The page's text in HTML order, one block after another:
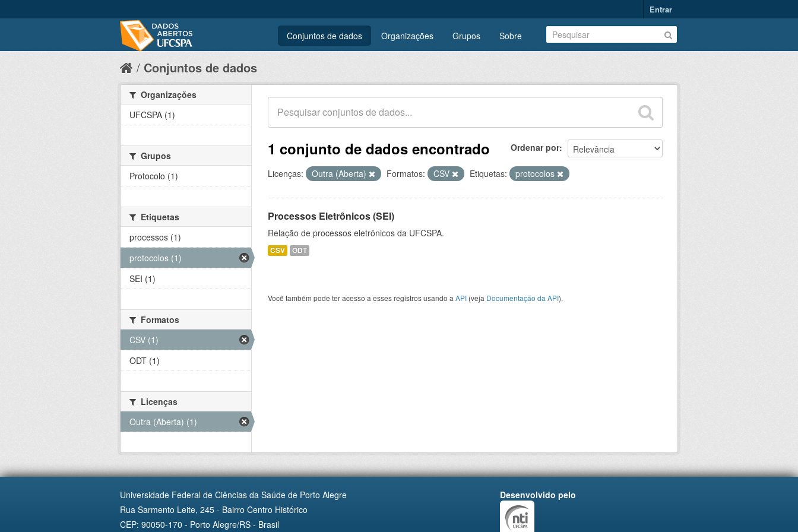
Entrar
Conjuntos de dados Organizações Grupos Sobre
Conjuntos de dados
Ordenar por
1 conjunto de dados encontrado
Licenças: Outra (Aberta) Formatos: CSV Etiquetas: protocolos
Processos Eletrônicos (SEI)
Relação de processos eletrônicos da UFCSPA.
CSV ODT
Você também pode ter acesso a esses registros usando a API (veja Documentação da API).
Organizações
UFCSPA (1)
Grupos
Protocolo (1)
Etiquetas
processos (1)
protocolos (1)
SEI (1)
Formatos
CSV (1)
ODT (1)
Licenças
Outra (Aberta) (1)
Universidade Federal de Ciências da Saúde de Porto Alegre
Rua Sarmento Leite, 245 - Bairro Centro Histórico
CEP: 90050-170 - Porto Alegre/RS - Brasil
Desenvolvido pelo